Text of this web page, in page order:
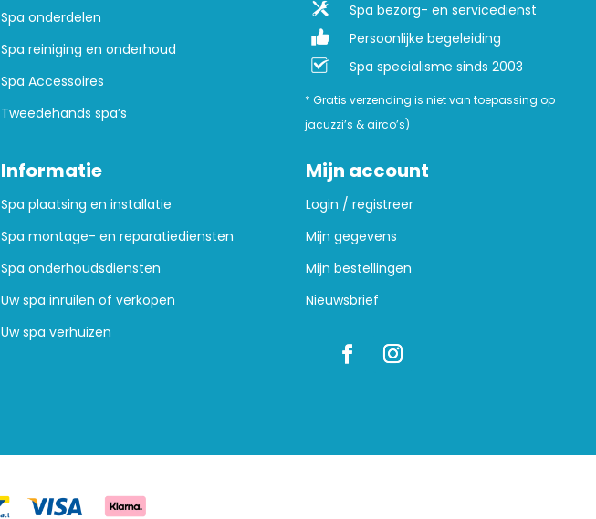
Spa onderdelen
Spa reiniging en onderhoud
Spa Accessoires
Tweedehands spa’s
Spa bezorg- en servicedienst
Persoonlijke begeleiding
Spa specialisme sinds 2003
* Gratis verzending is niet van toepassing op
jacuzzi’s & airco’s)
Informatie
Spa plaatsing en installatie
Spa montage- en reparatiediensten
Spa onderhoudsdiensten
Uw spa inruilen of verkopen
Uw spa verhuizen
Mijn account
Login / registreer
Mijn gegevens
Mijn bestellingen
Nieuwsbrief